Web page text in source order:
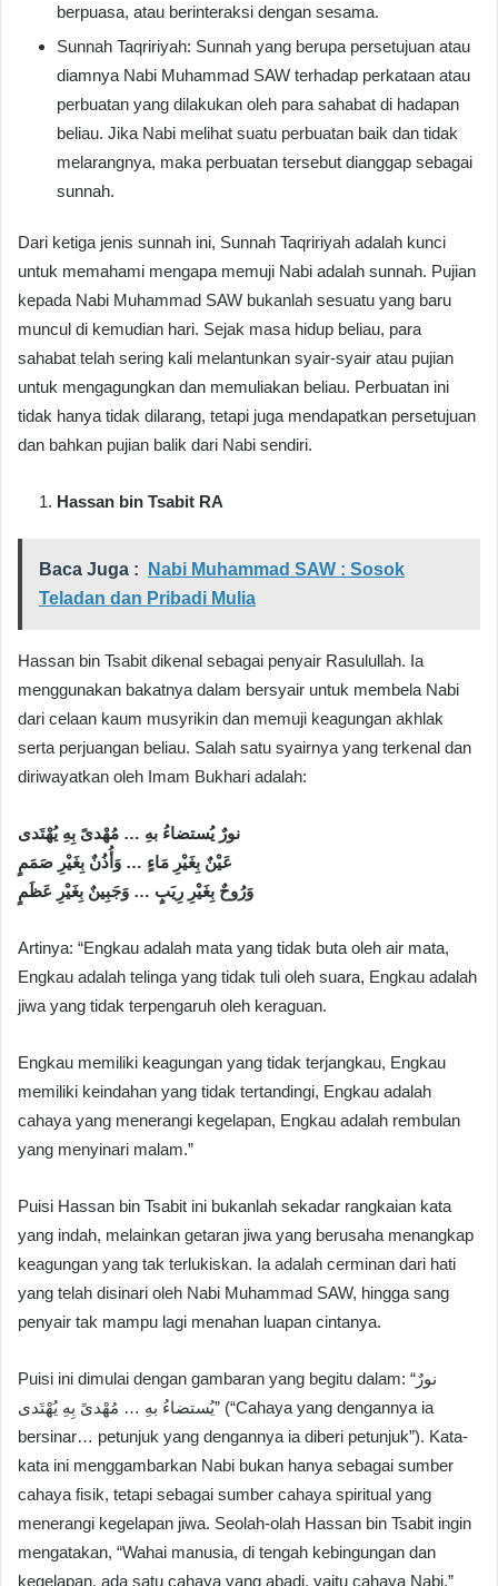
berpuasa, atau berinteraksi dengan sesama.
Sunnah Taqririyah: Sunnah yang berupa persetujuan atau
diamnya Nabi Muhammad SAW terhadap perkataan atau
perbuatan yang dilakukan oleh para sahabat di hadapan
beliau. Jika Nabi melihat suatu perbuatan baik dan tidak
melarangnya, maka perbuatan tersebut dianggap sebagai
sunnah.
Dari ketiga jenis sunnah ini, Sunnah Taqririyah adalah kunci
untuk memahami mengapa memuji Nabi adalah sunnah. Pujian
kepada Nabi Muhammad SAW bukanlah sesuatu yang baru
muncul di kemudian hari. Sejak masa hidup beliau, para
sahabat telah sering kali melantunkan syair-syair atau pujian
untuk mengagungkan dan memuliakan beliau. Perbuatan ini
tidak hanya tidak dilarang, tetapi juga mendapatkan persetujuan
dan bahkan pujian balik dari Nabi sendiri.
Hassan bin Tsabit RA
Baca Juga :
Nabi Muhammad SAW : Sosok
Teladan dan Pribadi Mulia
Hassan bin Tsabit dikenal sebagai penyair Rasulullah. Ia
menggunakan bakatnya dalam bersyair untuk membela Nabi
dari celaan kaum musyrikin dan memuji keagungan akhlak
serta perjuangan beliau. Salah satu syairnya yang terkenal dan
diriwayatkan oleh Imam Bukhari adalah:
نورٌ يُستضاءُ بهِ … مُهْدىً بِهِ يُهْتَدى
عَيْنٌ بِغَيْرِ مَاءٍ … وَأُذُنٌ بِغَيْرِ صَمَمٍ
وَرُوحٌ بِغَيْرِ رِيَبٍ … وَجَبِينٌ بِغَيْرِ عَظَمٍ
Artinya: “Engkau adalah mata yang tidak buta oleh air mata,
Engkau adalah telinga yang tidak tuli oleh suara, Engkau adalah
jiwa yang tidak terpengaruh oleh keraguan.
Engkau memiliki keagungan yang tidak terjangkau, Engkau
memiliki keindahan yang tidak tertandingi, Engkau adalah
cahaya yang menerangi kegelapan, Engkau adalah rembulan
yang menyinari malam.”
Puisi Hassan bin Tsabit ini bukanlah sekadar rangkaian kata
yang indah, melainkan getaran jiwa yang berusaha menangkap
keagungan yang tak terlukiskan. Ia adalah cerminan dari hati
yang telah disinari oleh Nabi Muhammad SAW, hingga sang
penyair tak mampu lagi menahan luapan cintanya.
Puisi ini dimulai dengan gambaran yang begitu dalam: “نورٌ
يُستضاءُ بهِ … مُهْدىً بِهِ يُهْتَدى” (“Cahaya yang dengannya ia
bersinar… petunjuk yang dengannya ia diberi petunjuk”). Kata-
kata ini menggambarkan Nabi bukan hanya sebagai sumber
cahaya fisik, tetapi sebagai sumber cahaya spiritual yang
menerangi kegelapan jiwa. Seolah-olah Hassan bin Tsabit ingin
mengatakan, “Wahai manusia, di tengah kebingungan dan
kegelapan, ada satu cahaya yang abadi, yaitu cahaya Nabi.”